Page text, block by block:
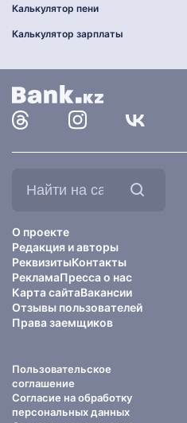
Калькулятор пени
Калькулятор зарплаты
О проекте
Редакция и авторы
РеквизитыКонтакты
РекламаПресса о нас
Карта сайтаВакансии
Отзывы пользователей
Права заемщиков
Пользовательское
соглашение
Согласие на обработку
персональных данных